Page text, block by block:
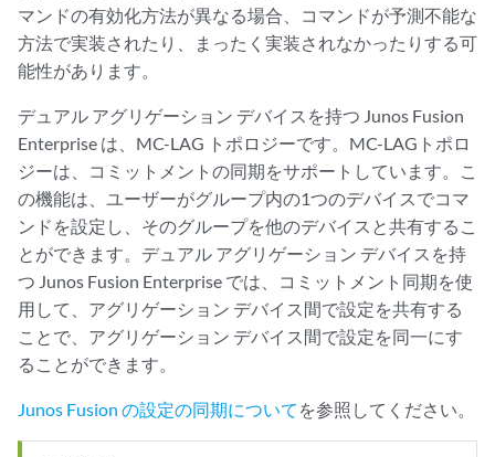
マンドの有効化方法が異なる場合、コマンドが予測不能な
方法で実装されたり、まったく実装されなかったりする可
能性があります。
デュアル アグリゲーション デバイスを持つ Junos Fusion
Enterprise は、MC-LAG トポロジーです。MC-LAGトポロ
ジーは、コミットメントの同期をサポートしています。こ
の機能は、ユーザーがグループ内の1つのデバイスでコマ
ンドを設定し、そのグループを他のデバイスと共有するこ
とができます。デュアル アグリゲーション デバイスを持
つ Junos Fusion Enterprise では、コミットメント同期を使
用して、アグリゲーション デバイス間で設定を共有する
ことで、アグリゲーション デバイス間で設定を同一にす
ることができます。
Junos Fusion の設定の同期について を参照してください。